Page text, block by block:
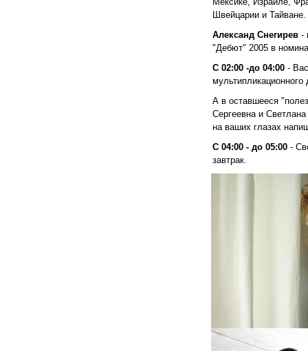
Швейцарии и Тайване.
Александ Снегирев -
"Дебют" 2005 в
С 02:00 -до 04:00 -
мультипликационного
А в оставшееся
Сергеевна и
на ваших глазах
С 04:00 - до 05:00 -
завтрак.